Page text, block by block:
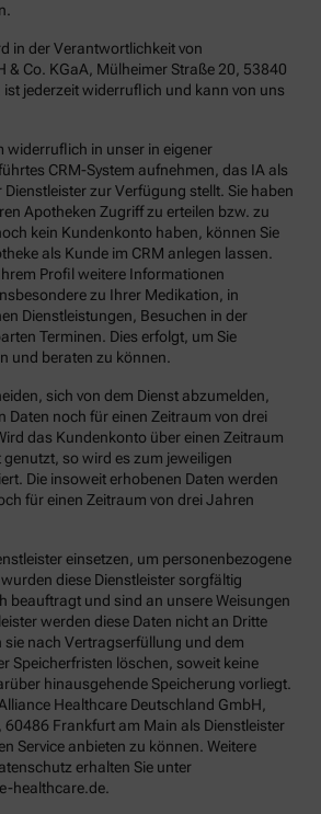
in der Verantwortlichkeit von
& Co. KGaA, Mülheimer Straße 20, 53840
jederzeit widerruflich und kann von uns
widerruflich in unser in eigener
CRM-System aufnehmen, das IA als
zur Verfügung stellt. Sie haben
Apotheken Zugriff zu erteilen bzw. zu
kein Kundenkonto haben, können Sie
als Kunde im CRM anlegen lassen.
Profil weitere Informationen
zu Ihrer Medikation, in
Dienstleistungen, Besuchen in der
Terminen. Dies erfolgt, um Sie
und beraten zu können.
sich von dem Dienst abzumelden,
Daten noch für einen Zeitraum von drei
das Kundenkonto über einen Zeitraum
so wird es zum jeweiligen
Die insoweit erhobenen Daten werden
für einen Zeitraum von drei Jahren
einsetzen, um personenbezogene
diese Dienstleister sorgfältig
beauftragt und sind an unsere Weisungen
werden diese Daten nicht an Dritte
nach Vertragserfüllung und dem
Speicherfristen löschen, soweit keine
hinausgehende Speicherung vorliegt.
Healthcare Deutschland GmbH,
Frankfurt am Main als Dienstleister
Service anbieten zu können. Weitere
erhalten Sie unter
healthcare.de.